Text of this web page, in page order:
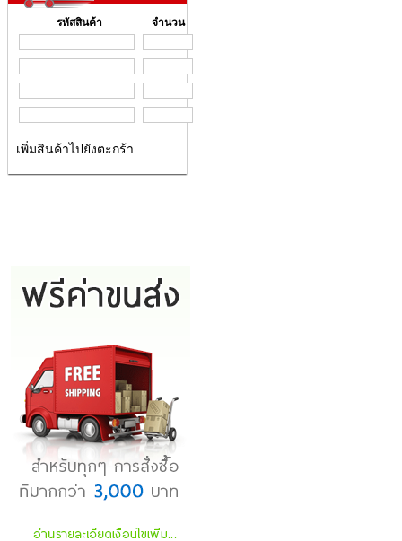
รหัสสินค้า จำนวน
เพิ่มสินค้าไปยังตะกร้า